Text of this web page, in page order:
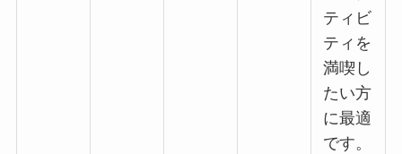
ティビ
ティを
満喫し
たい方
に最適
です。